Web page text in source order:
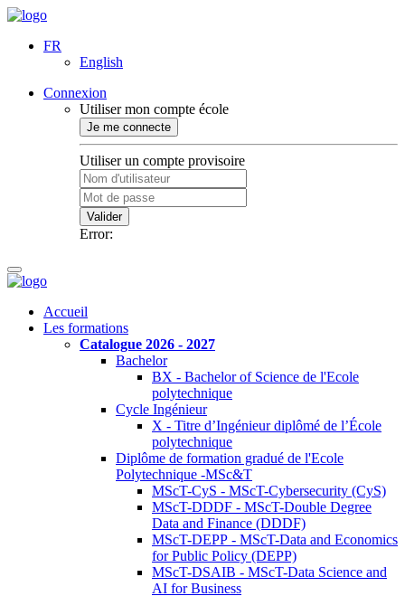
FR
English
Connexion
Utiliser mon compte école
Je me connecte
Utiliser un compte provisoire
Valider
Error:
Accueil
Les formations
Catalogue 2026 - 2027
Bachelor
BX - Bachelor of Science de l'Ecole
polytechnique
Cycle Ingénieur
X - Titre d’Ingénieur diplômé de l’École
polytechnique
Diplôme de formation gradué de l'Ecole
Polytechnique -MSc&T
MScT-CyS - MScT-Cybersecurity (CyS)
MScT-DDDF - MScT-Double Degree
Data and Finance (DDDF)
MScT-DEPP - MScT-Data and Economics
for Public Policy (DEPP)
MScT-DSAIB - MScT-Data Science and
AI for Business